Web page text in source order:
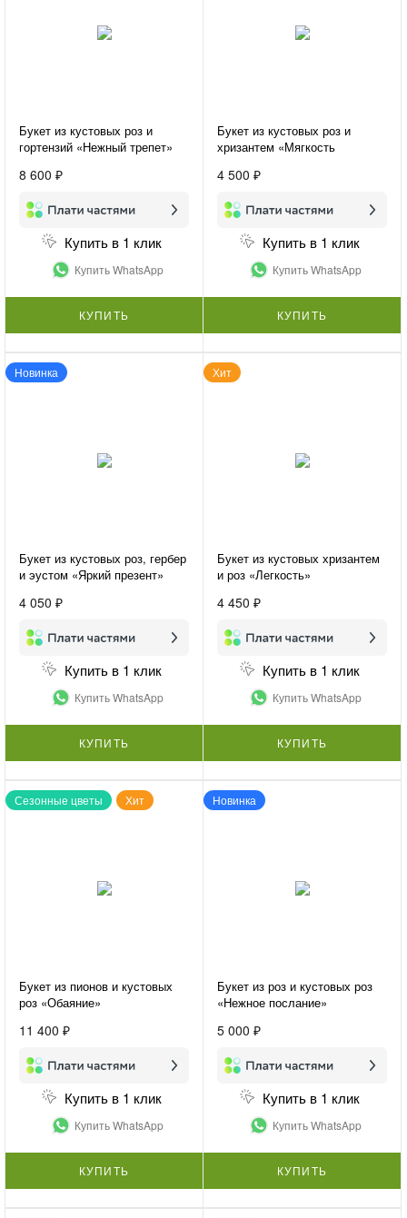
Букет из кустовых роз и
гортензий «Нежный трепет»
8 600 ₽
Купить в 1 клик
Купить WhatsApp
КУПИТЬ
Букет из кустовых роз и
хризантем «Мягкость
4 500 ₽
Купить в 1 клик
Купить WhatsApp
КУПИТЬ
Новинка
Букет из кустовых роз, гербер
и эустом «Яркий презент»
4 050 ₽
Купить в 1 клик
Купить WhatsApp
КУПИТЬ
Хит
Букет из кустовых хризантем
и роз «Легкость»
4 450 ₽
Купить в 1 клик
Купить WhatsApp
КУПИТЬ
Сезонные цветы Хит
Букет из пионов и кустовых
роз «Обаяние»
11 400 ₽
Купить в 1 клик
Купить WhatsApp
КУПИТЬ
Новинка
Букет из роз и кустовых роз
«Нежное послание»
5 000 ₽
Купить в 1 клик
Купить WhatsApp
КУПИТЬ